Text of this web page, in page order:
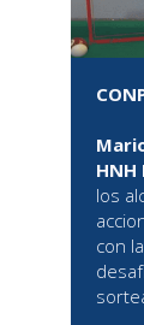
HNH
los
con